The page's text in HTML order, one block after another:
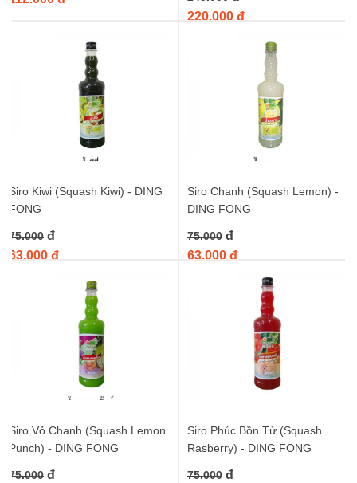
220.000 đ
Siro Kiwi (Squash Kiwi) - DING
FONG
75.000 đ
63.000 đ
Siro Chanh (Squash Lemon) -
DING FONG
75.000 đ
63.000 đ
Siro Vỏ Chanh (Squash Lemon
Punch) - DING FONG
75.000 đ
Siro Phúc Bồn Tử (Squash
Rasberry) - DING FONG
75.000 đ